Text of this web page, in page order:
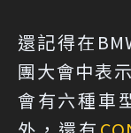
還記得在
團大會中表
會有六種車